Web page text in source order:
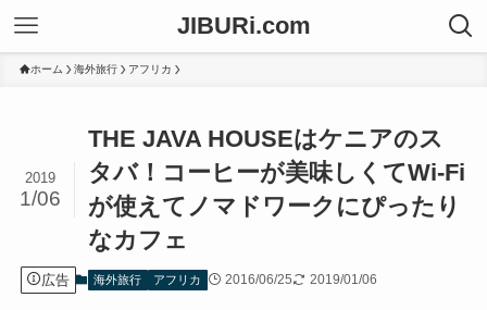
JIBURi.com
ホーム 海外旅行 アフリカ
THE JAVA HOUSEはケニアのス
タバ！コーヒーが美味しくてWi-Fi
が使えてノマドワークにぴったり
なカフェ
2019
1/06
広告 海外旅行 アフリカ 2016/06/25 2019/01/06